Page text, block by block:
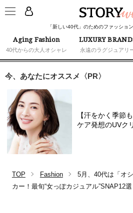
「新しい40代」のためのファッショ
Aging Fashion
40代からの大人オシャレ
LUXURY
永遠のラグジュアリ
今、あなたにオススメ〈PR〉
【汗をかく季節
ケア発想のUVク
TOP Fashion
5月、40代は「オ
カー！最旬“女っぽカジュアル”SNAP12選